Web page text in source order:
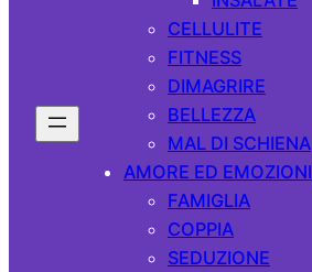
CELLULITE
FITNESS
DIMAGRIRE
BELLEZZA
MAL DI SCHIENA
AMORE ED EMOZIONI
FAMIGLIA
COPPIA
SEDUZIONE